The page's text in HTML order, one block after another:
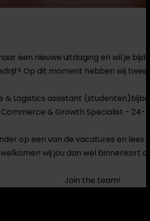
een nieuwe uitdaging en wil je
Op dit moment hebben wij
& Logistics assistant
Commerce & Growth Specialist - 24-
op een van de vacatures en lees
wij jou dan wel binnenkort
Join the team!